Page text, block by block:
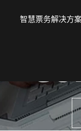
智慧票务解决方